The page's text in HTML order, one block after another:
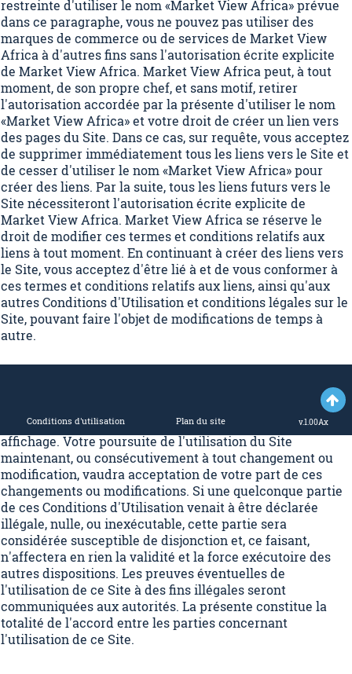
restreinte d'utiliser le nom «Market View Africa» prévue
dans ce paragraphe, vous ne pouvez pas utiliser des
marques de commerce ou de services de Market View
Africa à d'autres fins sans l'autorisation écrite explicite
de Market View Africa. Market View Africa peut, à tout
moment, de son propre chef, et sans motif, retirer
l'autorisation accordée par la présente d'utiliser le nom
«Market View Africa» et votre droit de créer un lien vers
des pages du Site. Dans ce cas, sur requête, vous acceptez
de supprimer immédiatement tous les liens vers le Site et
de cesser d'utiliser le nom «Market View Africa» pour
créer des liens. Par la suite, tous les liens futurs vers le
Site nécessiteront l'autorisation écrite explicite de
Market View Africa. Market View Africa se réserve le
droit de modifier ces termes et conditions relatifs aux
liens à tout moment. En continuant à créer des liens vers
le Site, vous acceptez d'être lié à et de vous conformer à
ces termes et conditions relatifs aux liens, ainsi qu'aux
autres Conditions d'Utilisation et conditions légales sur le
Site, pouvant faire l'objet de modifications de temps à
autre.
DIVERS
conditions d'utilisation par simple mise à jour de cet
affichage. Votre poursuite de l'utilisation du Site
maintenant, ou consécutivement à tout changement ou
modification, vaudra acceptation de votre part de ces
changements ou modifications. Si une quelconque partie
de ces Conditions d'Utilisation venait à être déclarée
illégale, nulle, ou inexécutable, cette partie sera
considérée susceptible de disjonction et, ce faisant,
n'affectera en rien la validité et la force exécutoire des
autres dispositions. Les preuves éventuelles de
l'utilisation de ce Site à des fins illégales seront
communiquées aux autorités. La présente constitue la
totalité de l'accord entre les parties concernant
l'utilisation de ce Site.
Conditions d'utilisation v.1.00Ax
Plan du site
